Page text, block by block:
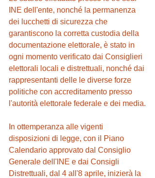
INE dell'ente, nonché la permanenza
dei lucchetti di sicurezza che
garantiscono la corretta custodia della
documentazione elettorale, è stato in
ogni momento verificato dai Consiglieri
elettorali locali e distrettuali, nonché dai
rappresentanti delle le diverse forze
politiche con accreditamento presso
l'autorità elettorale federale e dei media.
In ottemperanza alle vigenti
disposizioni di legge, con il Piano
Calendario approvato dal Consiglio
Generale dell'INE e dai Consigli
Distrettuali, dal 4 all'8 aprile, inizierà la